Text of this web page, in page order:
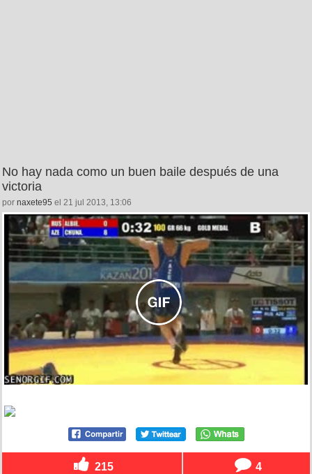
No hay nada como un buen baile después de una
victoria
por naxete95 el 21 jul 2013, 13:06
215 4